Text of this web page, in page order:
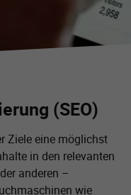
(SEO)
Ziele eine möglichst
in den relevanten
anderen –
wie